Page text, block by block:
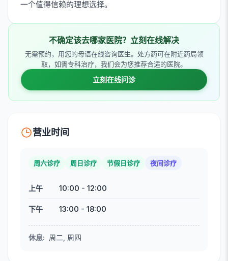
一个值得信赖的理想选择。
不确定该去哪家医院？立刻在线解决
无需预约，用您的母语在线咨询医生。处方药可在附近药局领
取，如需专科治疗，我们会为您推荐合适的医院。
立刻在线问诊
营业时间
周六诊疗 周日诊疗 节假日诊疗 夜间诊疗
上午 10:00 - 12:00
下午 13:00 - 18:00
休息: 周二, 周四